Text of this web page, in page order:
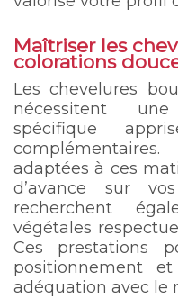
Maîtriser les
colorations
Les chevelures
nécessitent
spécifique
adaptées à ces
d’avance sur
recherchent
végétales
Ces prestations
positionnement
adéquation avec le